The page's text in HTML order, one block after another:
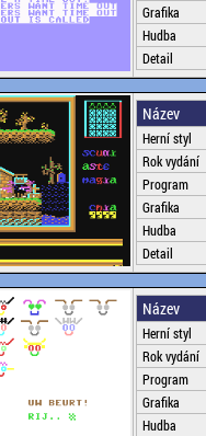
Grafika
Hudba
Detail
Název
Herní styl
Rok vydání
Program
Grafika
Hudba
Detail
Název
Herní styl
Rok vydání
Program
Grafika
Hudba